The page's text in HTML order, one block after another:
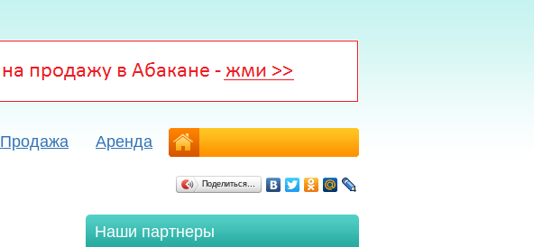
Продажа Аренда
Поделиться…
Наши партнеры